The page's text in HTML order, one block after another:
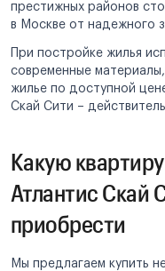
престижных районов
в Москве от надежного
При постройке жилья
современные
жилье по доступной
Скай Сити –
Какую
Атлантис Скай
приобрести
Мы предлагаем купить